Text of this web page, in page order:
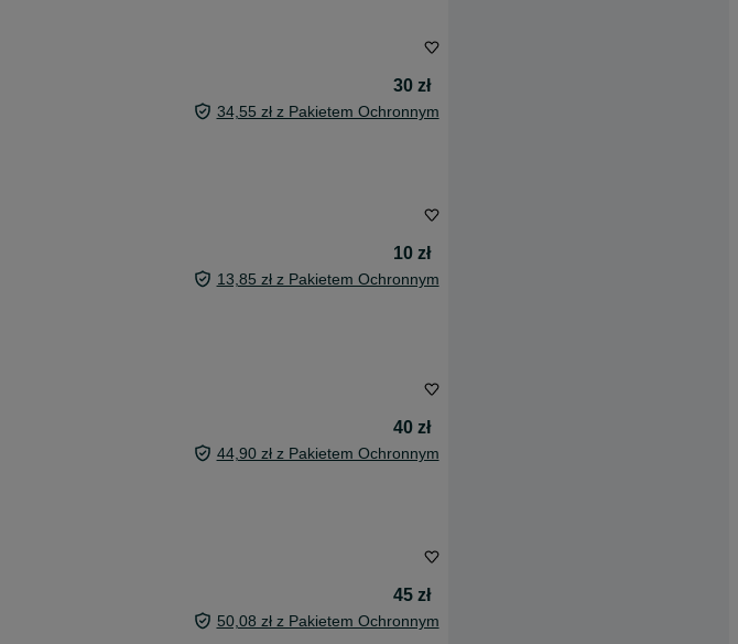
30 zł
34,55 zł z Pakietem Ochronnym
10 zł
13,85 zł z Pakietem Ochronnym
40 zł
44,90 zł z Pakietem Ochronnym
45 zł
50,08 zł z Pakietem Ochronnym